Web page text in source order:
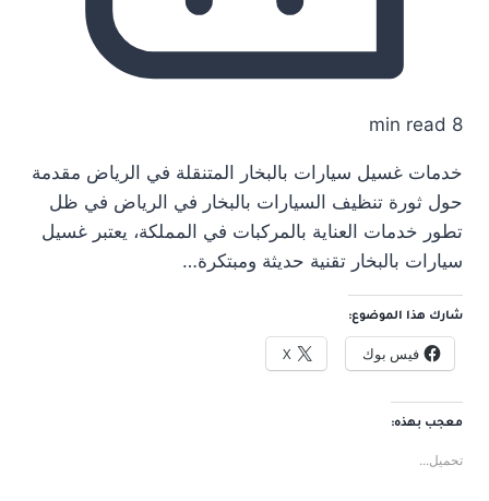
8 min read
خدمات غسيل سيارات بالبخار المتنقلة في الرياض مقدمة
حول ثورة تنظيف السيارات بالبخار في الرياض في ظل
تطور خدمات العناية بالمركبات في المملكة، يعتبر غسيل
سيارات بالبخار تقنية حديثة ومبتكرة…
شارك هذا الموضوع:
فيس بوك X
معجب بهذه:
تحميل...